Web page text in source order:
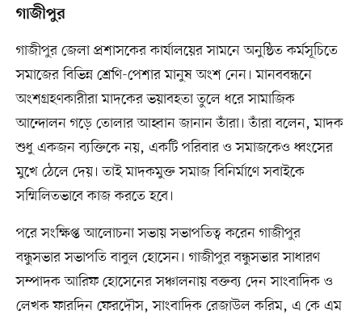
গাজীপুর
গাজীপুর জেলা প্রশাসকের কার্যালয়ের সামনে অনুষ্ঠিত কর্মসূচিতে
সমাজের বিভিন্ন শ্রেণি-পেশার মানুষ অংশ নেন। মানববন্ধনে
অংশগ্রহণকারীরা মাদকের ভয়াবহতা তুলে ধরে সামাজিক
আন্দোলন গড়ে তোলার আহ্বান জানান তাঁরা। তাঁরা বলেন, মাদক
শুধু একজন ব্যক্তিকে নয়, একটি পরিবার ও সমাজকেও ধ্বংসের
মুখে ঠেলে দেয়। তাই মাদকমুক্ত সমাজ বিনির্মাণে সবাইকে
সম্মিলিতভাবে কাজ করতে হবে।
পরে সংক্ষিপ্ত আলোচনা সভায় সভাপতিত্ব করেন গাজীপুর
বন্ধুসভার সভাপতি বাবুল হোসেন। গাজীপুর বন্ধুসভার সাধারণ
সম্পাদক আরিফ হোসেনের সঞ্চালনায় বক্তব্য দেন সাংবাদিক ও
লেখক ফারদিন ফেরদৌস, সাংবাদিক রেজাউল করিম, এ কে এম